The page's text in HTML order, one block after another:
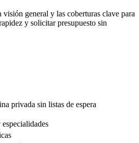
general y las coberturas clave para
y solicitar presupuesto sin
privada sin listas de espera